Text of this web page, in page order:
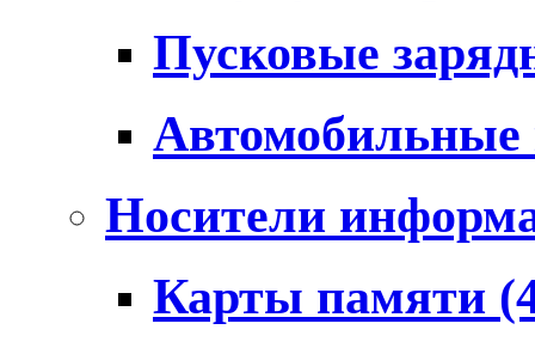
Пусковые
Носители
Карты памяти